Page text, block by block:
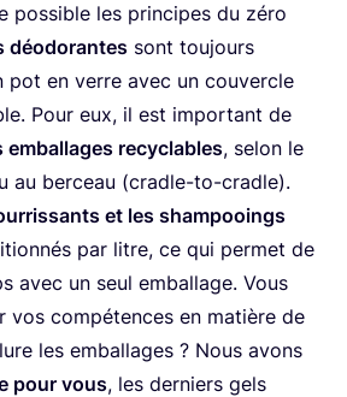
pos­sible les prin­cipes du zéro
déodo­rantes sont tou­jours
pot en verre avec un cou­vercle
Pour eux, il est impor­tant de
embal­lages recy­clables, selon le
au ber­ceau (cradle-to-cradle).
et les sham­pooings
par litre, ce qui per­met de
avec un seul embal­lage. Vous
vos com­pé­tences en matière de
les embal­lages ? Nous avons
pour vous, les der­niers gels